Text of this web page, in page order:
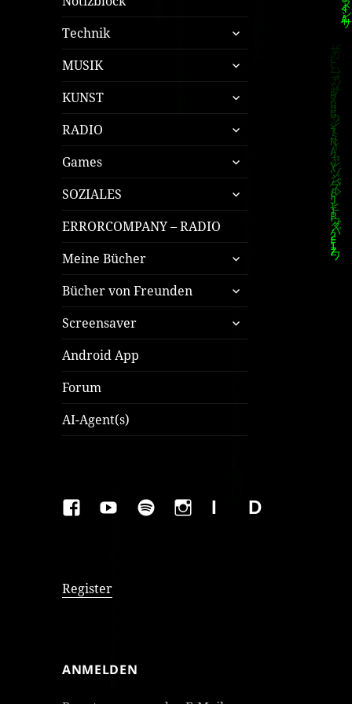
Technik
untermenü
öffnen
MUSIK
untermenü
öffnen
KUNST
untermenü
öffnen
RADIO
untermenü
öffnen
Games
untermenü
öffnen
SOZIALES
untermenü
öffnen
ERRORCOMPANY – RADIO
Meine Bücher
untermenü
öffnen
Bücher von Freunden
untermenü
öffnen
Screensaver
untermenü
öffnen
Android App
Forum
AI-Agent(s)
FAKEBOOK
YOUTUBESPOTIFYINSTAGRAM
IMPRESSUM
Register
ANMELDEN